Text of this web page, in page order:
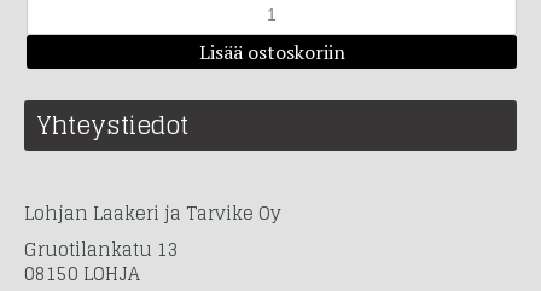
Yhteystiedot
Lohjan Laakeri ja Tarvike Oy
Gruotilankatu 13
08150 LOHJA